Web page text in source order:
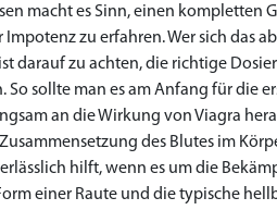
macht es Sinn, einen kompletten
Impotenz zu erfahren. Wer sich das
darauf zu achten, die richtige
So sollte man es am Anfang für die
an die Wirkung von Viagra
des Blutes im
hilft, wenn es um die
einer Raute und die typische